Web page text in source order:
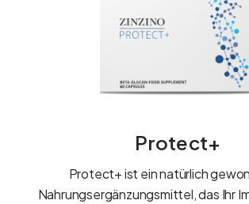
Protect+
Protect+ ist ein natürlich
Nahrungsergänzungsmittel, das Ihr